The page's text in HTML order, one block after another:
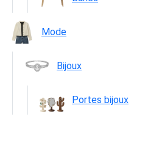
Mode
Bijoux
Portes bijoux